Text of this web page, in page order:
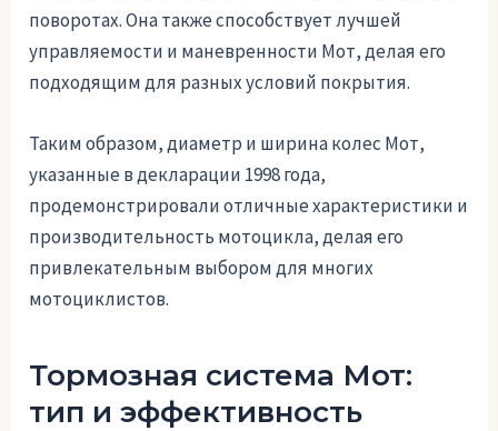
поворотах. Она также способствует лучшей
управляемости и маневренности Мот, делая его
подходящим для разных условий покрытия.
Таким образом, диаметр и ширина колес Мот,
указанные в декларации 1998 года,
продемонстрировали отличные характеристики и
производительность мотоцикла, делая его
привлекательным выбором для многих
мотоциклистов.
Тормозная система Мот:
тип и эффективность